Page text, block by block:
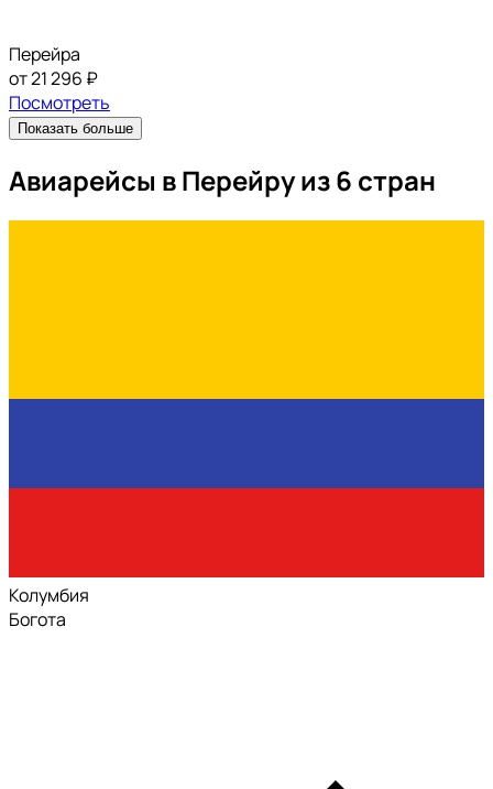
Перейра
от 21 296 ₽
Посмотреть
Показать больше
Авиарейсы в Перейру из 6 стран
Колумбия
Богота